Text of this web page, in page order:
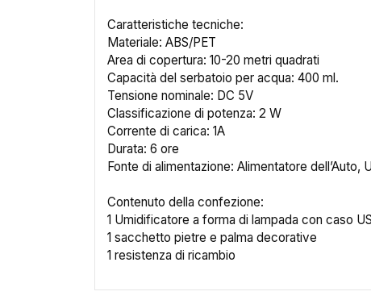
Caratteristiche tecniche:
Materiale: ABS/PET
Area di copertura: 10-20 metri quadrati
Capacità del serbatoio per acqua: 400 ml.
Tensione nominale: DC 5V
Classificazione di potenza: 2 W
Corrente di carica: 1A
Durata: 6 ore
Fonte di alimentazione: Alimentatore dell’Auto,
Contenuto della confezione:
1 Umidificatore a forma di lampada con caso
1 sacchetto pietre e palma decorative
1 resistenza di ricambio